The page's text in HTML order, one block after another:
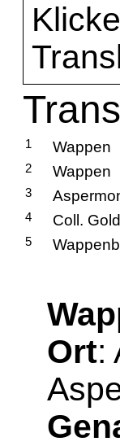
1 Wappen
2 Wappen
3
4 Coll.
5
Ort: